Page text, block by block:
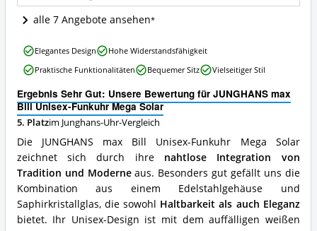
Wo
ist
Junghans-
Uhr
erhältlich?
alle 7 Angebote ansehen
Ergebnis Sehr Gut: Unsere Bewertung für JUNGHANS max
Bill Unisex-Funkuhr Mega Solar
5. Platzim Junghans-Uhr-Vergleich
Die JUNGHANS max Bill Unisex-Funkuhr Mega Solar
zeichnet sich durch ihre nahtlose Integration von
Tradition und Moderneaus. Besonders gut gefällt uns die
Kombination aus einem Edelstahlgehäuse und
Saphirkristallglas, die sowohl Haltbarkeit als auch Eleganz
bietet. Ihr Unisex-Design ist mit dem auffälligen weißen
JUNGHANS
max
Bill
Funkuhr
Mega
Solar
Vorteile:
Was
spricht
für
diese
Junghans-
Uhr?
Elegantes Design
Hohe Widerstandsfähigkeit
Praktische Funktionalitäten
Bequemer Sitz Vielseitiger Stil